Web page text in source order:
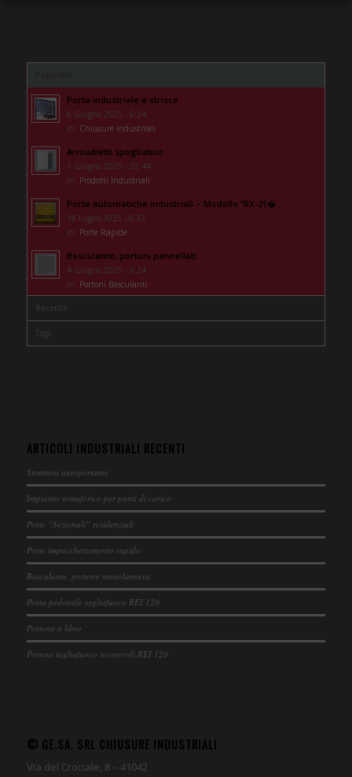
Porta industriale a strisce
6 Giugno 2025 - 6:24
in: Chiusure industriali
Armadietti spogliatoio
1 Giugno 2025 - 22:44
in: Prodotti Industriali
Porte automatiche industriali – Modello “RX-21�...
18 Luglio 2025 - 8:32
in: Porte Rapide
Basculante, portoni pannellati
4 Giugno 2025 - 6:24
in: Portoni Basculanti
Recente
Tags
ARTICOLI INDUSTRIALI RECENTI
Struttura autoportante
Impianto semaforico per punti di carico
Porte “Sezionali” residenziali
Porte impacchettamento rapido
Basculante, portone monolamiera
Porta pedonale tagliafuoco REI 120
Portone a libro
Portoni tagliafuoco scorrevoli REI 120
© GE.SA. SRL CHIUSURE INDUSTRIALI
Via del Crociale, 8 – 41042